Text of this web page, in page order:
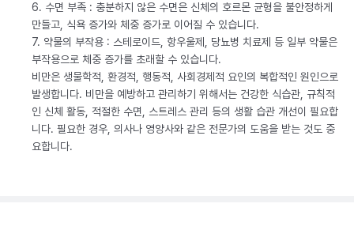
6. 수면 부족 : 충분하지 않은 수면은 신체의 호르몬 균형을 불안정하게
만들고, 식욕 증가와 체중 증가로 이어질 수 있습니다.
7. 약물의 부작용 : 스테로이드, 항우울제, 당뇨병 치료제 등 일부 약물은
부작용으로 체중 증가를 초래할 수 있습니다.
비만은 생물학적, 환경적, 행동적, 사회경제적 요인의 복합적인 원인으로
발생합니다. 비만을 예방하고 관리하기 위해서는 건강한 식습관, 규칙적
인 신체 활동, 적절한 수면, 스트레스 관리 등의 생활 습관 개선이 필요합
니다. 필요한 경우, 의사나 영양사와 같은 전문가의 도움을 받는 것도 중
요합니다.